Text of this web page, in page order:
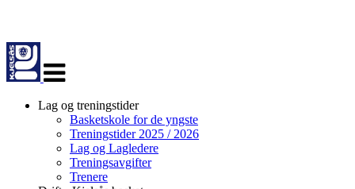
navigasjon
Lag og treningstider
Basketskole for de yngste
Treningstider 2025 / 2026
Lag og Lagledere
Treningsavgifter
Trenere